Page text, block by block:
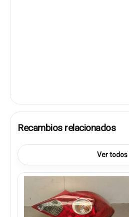
Recambios relacionados
Ver todos